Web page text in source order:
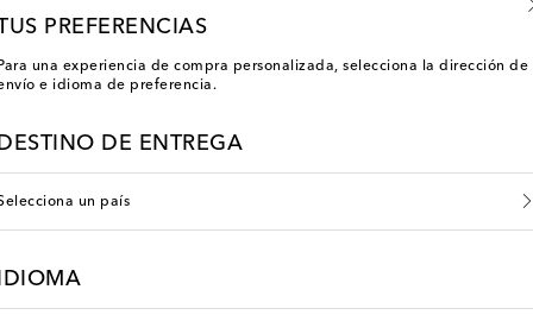
PREFERENCIAS
Para una experiencia de compra personalizada, selecciona la dirección de
e idioma de preferencia.
DESTINO DE ENTREGA
un país
IDIOMA